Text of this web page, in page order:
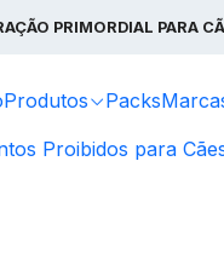
Produtos Packs
Proibidos para
PRIMORDIAL PARA
| SportKane Loja Online